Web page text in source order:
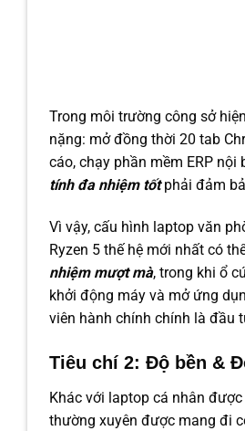
Trong môi trường công sở
nặng: mở đồng thời 20 tab
cáo, chạy phần mềm ERP
tính đa nhiệm tốtphải đảm
Vì vậy, cấu hình laptop văn
Ryzen 5 thế hệ mới nhất có
nhiệm mượt mà, trong khi ổ
khởi động máy và mở ứng
viên hành chính chính là đầu
Tiêu chí 2: Độ bền &
Khác với laptop cá nhân
thường xuyên được mang đi